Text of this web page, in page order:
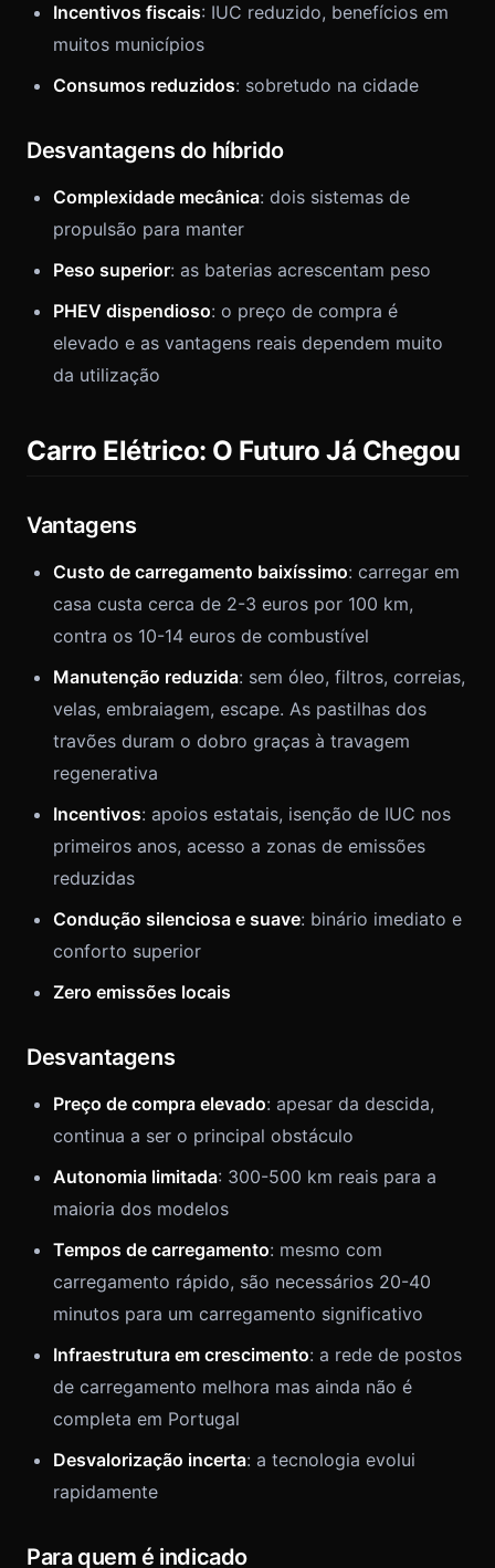
Incentivos fiscais: IUC reduzido, benefícios em
muitos municípios
Consumos reduzidos: sobretudo na cidade
Desvantagens do híbrido
Complexidade mecânica: dois sistemas de
propulsão para manter
Peso superior: as baterias acrescentam peso
PHEV dispendioso: o preço de compra é
elevado e as vantagens reais dependem muito
da utilização
Carro Elétrico: O Futuro Já Chegou
Vantagens
Custo de carregamento baixíssimo: carregar em
casa custa cerca de 2-3 euros por 100 km,
contra os 10-14 euros de combustível
Manutenção reduzida: sem óleo, filtros, correias,
velas, embraiagem, escape. As pastilhas dos
travões duram o dobro graças à travagem
regenerativa
Incentivos: apoios estatais, isenção de IUC nos
primeiros anos, acesso a zonas de emissões
reduzidas
Condução silenciosa e suave: binário imediato e
conforto superior
Zero emissões locais
Desvantagens
Preço de compra elevado: apesar da descida,
continua a ser o principal obstáculo
Autonomia limitada: 300-500 km reais para a
maioria dos modelos
Tempos de carregamento: mesmo com
carregamento rápido, são necessários 20-40
minutos para um carregamento significativo
Infraestrutura em crescimento: a rede de postos
de carregamento melhora mas ainda não é
completa em Portugal
Desvalorização incerta: a tecnologia evolui
rapidamente
Para quem é indicado